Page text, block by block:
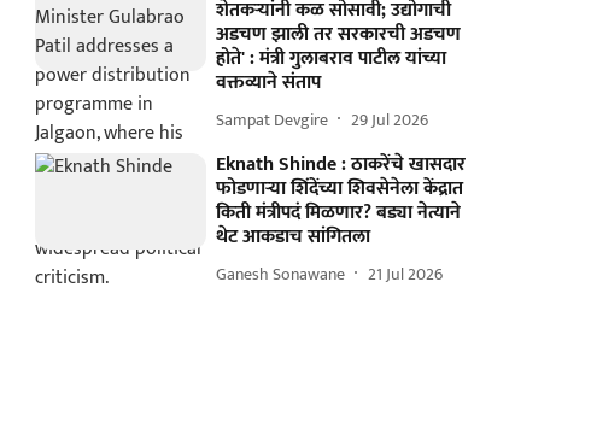
शेतकऱ्यांनी कळ सोसावी; उद्योगाची
अडचण झाली तर सरकारची अडचण
होते' : मंत्री गुलाबराव पाटील यांच्या
वक्तव्याने संताप
Sampat Devgire 29 Jul 2026
Eknath Shinde : ठाकरेंचे खासदार
फोडणाऱ्या शिंदेंच्या शिवसेनेला केंद्रात
किती मंत्रीपदं मिळणार? बड्या नेत्याने
थेट आकडाच सांगितला
Ganesh Sonawane 21 Jul 2026